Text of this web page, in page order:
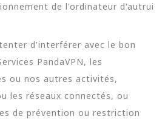
de l'ordinateur d'autrui
d'interférer avec le bon
PandaVPN, les
ou nos autres activités,
les réseaux connectés, ou
de prévention ou restriction